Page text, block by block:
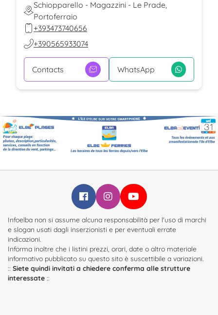
Schiopparello - Magazzini - Le Prade,
Portoferraio
+393473740656
+390565933074
Contacts WhatsApp
Infoelba su Facebook
Infoelba su Instagram
Infoelba su YouTube
Infoelba non si assume alcuna responsabilità per l'uso di marchi
e slogan usati dagli inserzionisti e per eventuali errate
indicazioni.
Informa inoltre che i listini prezzi, orari, date o altro materiale
informativo pubblicato su questo sito è suscettibile a variazioni.
:: Siete quindi invitati a chiedere conferma alle strutture
interessate ::